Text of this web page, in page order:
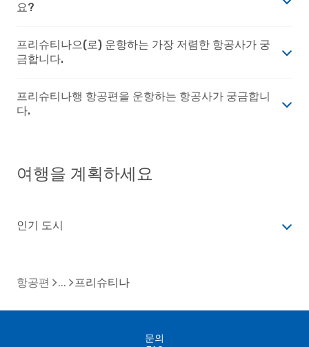
요?
프리슈티나으(로) 운항하는 가장 저렴한 항공사가 궁
금합니다.
프리슈티나행 항공편을 운항하는 항공사가 궁금합니
다.
여행을 계획하세요
인기 도시
항공편 프리슈티나
문의